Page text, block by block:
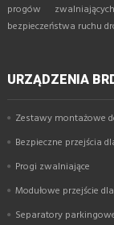
progów
bezpieczeństwa ruchu
URZĄDZENIA
Zestawy montażowe
Bezpieczne przejścia
Progi zwalniające
Modułowe przejście
Separatory